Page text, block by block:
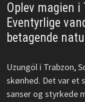
Oplev magien i
Eventyrlige
betagende
Uzungöl i Trabzon,
skønhed. Det var et
sanser og styrkede